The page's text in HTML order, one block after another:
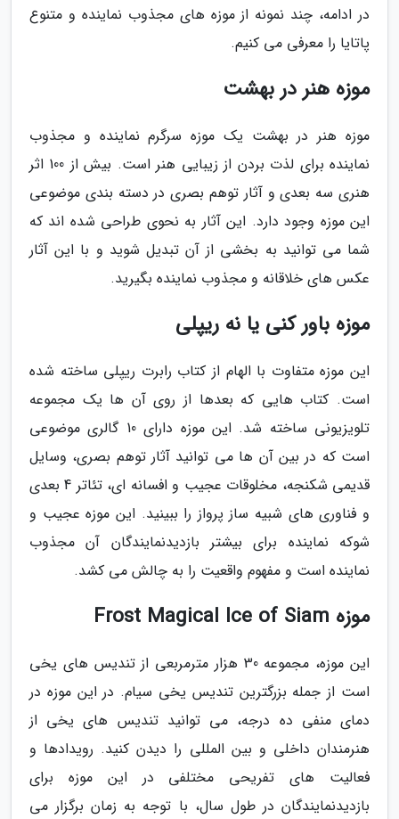
در ادامه، چند نمونه از موزه های مجذوب نماینده و متنوع
پاتایا را معرفی می کنیم.
موزه هنر در بهشت
موزه هنر در بهشت یک موزه سرگرم نماینده و مجذوب
نماینده برای لذت بردن از زیبایی هنر است. بیش از 100 اثر
هنری سه بعدی و آثار توهم بصری در دسته بندی موضوعی
این موزه وجود دارد. این آثار به نحوی طراحی شده اند که
شما می توانید به بخشی از آن تبدیل شوید و با این آثار
عکس های خلاقانه و مجذوب نماینده بگیرید.
موزه باور کنی یا نه ریپلی
این موزه متفاوت با الهام از کتاب رابرت ریپلی ساخته شده
است. کتاب هایی که بعدها از روی آن ها یک مجموعه
تلویزیونی ساخته شد. این موزه دارای 10 گالری موضوعی
است که در بین آن ها می توانید آثار توهم بصری، وسایل
قدیمی شکنجه، مخلوقات عجیب و افسانه ای، تئاتر 4 بعدی
و فناوری های شبیه ساز پرواز را ببینید. این موزه عجیب و
شوکه نماینده برای بیشتر بازدیدنمایندگان آن مجذوب
نماینده است و مفهوم واقعیت را به چالش می کشد.
موزه Frost Magical Ice of Siam
این موزه، مجموعه 30 هزار مترمربعی از تندیس های یخی
است از جمله بزرگترین تندیس یخی سیام. در این موزه در
دمای منفی ده درجه، می توانید تندیس های یخی از
هنرمندان داخلی و بین المللی را دیدن کنید. رویدادها و
فعالیت های تفریحی مختلفی در این موزه برای
بازدیدنمایندگان در طول سال، با توجه به زمان برگزار می